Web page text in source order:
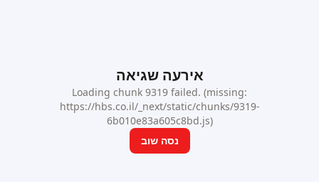
אירעה שגיאה
Loading chunk 9319 failed. (missing:
https://hbs.co.il/_next/static/chunks/9319-
6b010e83a605c8bd.js)